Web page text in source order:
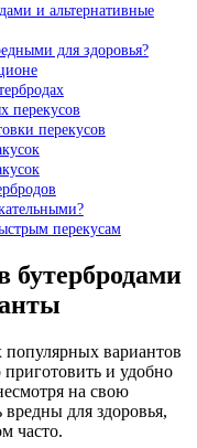
и альтернативные
для здоровья?
перекусов
перекусов
перекусам
бутербродами
вариантов
и удобно
на свою
для здоровья,
часто.